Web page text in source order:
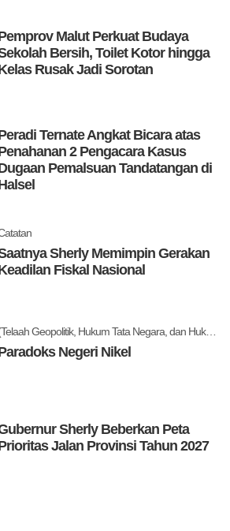
Malut Perkuat Budaya
Bersih, Toilet Kotor hingga
Rusak Jadi Sorotan
Ternate Angkat Bicara atas
2 Pengacara Kasus
Pemalsuan Tandatangan di
Sherly Memimpin Gerakan
Fiskal Nasional
(Telaah Geopolitik, Hukum Tata Negara, dan Hukum Administrasi Negara)
Negeri Nikel
Sherly Beberkan Peta
Jalan Provinsi Tahun 2027